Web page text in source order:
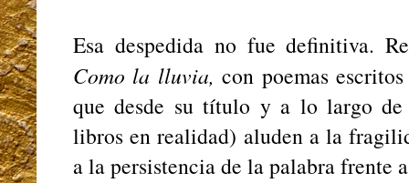
Esa despedida no fue definitiva.
Como la lluvia, con poemas
que desde su título y a lo largo de
libros en realidad) aluden a la
a la persistencia de la palabra frente